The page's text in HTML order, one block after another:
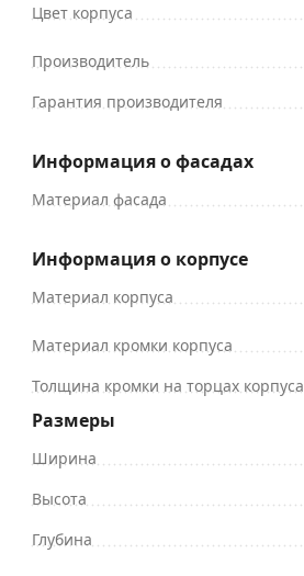
Цвет корпуса
Производитель
Гарантия производителя
Информация о фасадах
Материал фасада
Информация о корпусе
Материал корпуса
Материал кромки корпуса
Толщина кромки на торцах корпуса
Размеры
Ширина
Высота
Глубина